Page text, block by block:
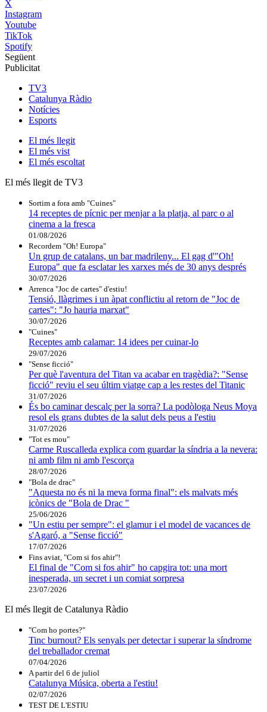
X
Instagram
Youtube
TikTok
Spotify
Següent
Publicitat
TV3
Catalunya Ràdio
Notícies
Esports
El més llegit
El més vist
El més escoltat
El més llegit de TV3
Sortim a fora amb "Cuines"
14 receptes de pícnic per menjar a la platja, al parc o al
cinema a la fresca
01/08/2026
Recordem "Oh! Europa"
Un grup de catalans, un bar madrileny... El gag d'"Oh!
Europa" que fa esclatar les xarxes més de 30 anys després
30/07/2026
Arrenca "Joc de cartes" d'estiu!
Tensió, llàgrimes i un àpat conflictiu al retorn de "Joc de
cartes": "Jo hauria marxat"
30/07/2026
"Cuines"
Receptes amb calamar: 14 idees per cuinar-lo
29/07/2026
"Sense ficció"
Per què l'aventura del Titan va acabar en tragèdia?: "Sense
ficció" reviu el seu últim viatge cap a les restes del Titanic
31/07/2026
És bo caminar descalç per la sorra? La podòloga Neus Moya
resol els grans dubtes de la salut dels peus a l'estiu
31/07/2026
"Tot es mou"
Carme Ruscalleda explica com guardar la síndria a la nevera:
ni amb film ni amb l'escorça
28/07/2026
"Bola de drac"
"Aquesta no és ni la meva forma final": els malvats més
icònics de "Bola de Drac "
25/06/2026
"Un estiu per sempre": el glamur i el model de vacances de
s'Agaró, a "Sense ficció"
17/07/2026
Fins aviat, "Com si fos ahir"!
El final de "Com si fos ahir" ho capgira tot: una mort
inesperada, un secret i un comiat sorpresa
23/07/2026
El més llegit de Catalunya Ràdio
"Com ho portes?"
Tinc burnout? Els senyals per detectar i superar la síndrome
del treballador cremat
07/04/2026
A partir del 6 de juliol
Catalunya Música, oberta a l'estiu!
02/07/2026
TEST DE L'ESTIU